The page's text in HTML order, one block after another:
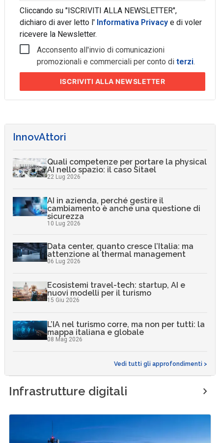
Cliccando su "ISCRIVITI ALLA NEWSLETTER",
dichiaro di aver letto l' Informativa Privacye di voler
ricevere la Newsletter.
Acconsento all'invio di comunicazioni
promozionali e commerciali per conto diterzi.
ISCRIVITI ALLA NEWSLETTER
InnovAttori
Quali competenze per portare la physical
AI nello spazio: il caso Sitael
22 Lug 2026
AI in azienda, perché gestire il
cambiamento è anche una questione di
sicurezza
10 Lug 2026
Data center, quanto cresce l’Italia: ma
attenzione al thermal management
06 Lug 2026
Ecosistemi travel-tech: startup, AI e
nuovi modelli per il turismo
15 Giu 2026
L’IA nel turismo corre, ma non per tutti: la
mappa italiana e globale
08 Mag 2026
Vedi tutti gli approfondimenti >
Infrastrutture digitali